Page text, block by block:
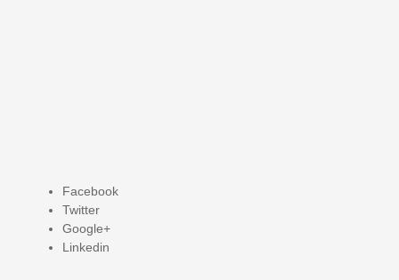
Facebook
Twitter
Google+
Linkedin